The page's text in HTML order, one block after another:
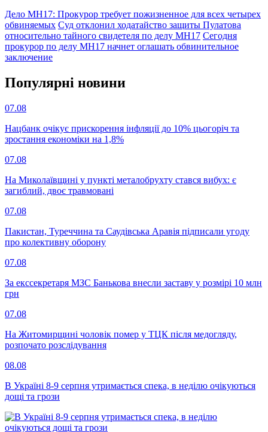
Дело МН17: Прокурор требует пожизненное для всех четырех
обвиняемых Суд отклонил ходатайство защиты Пулатова
относительно тайного свидетеля по делу МН17 Сегодня
прокурор по делу МН17 начнет оглашать обвинительное
заключение
Популярнi новини
07.08
Нацбанк очікує прискорення інфляції до 10% цьогоріч та
зростання економіки на 1,8%
07.08
На Миколаївщині у пункті металобрухту стався вибух: є
загиблий, двоє травмовані
07.08
Пакистан, Туреччина та Саудівська Аравія підписали угоду
про колективну оборону
07.08
За екссекретаря МЗС Банькова внесли заставу у розмірі 10 млн
грн
07.08
На Житомирщині чоловік помер у ТЦК після медогляду,
розпочато розслідування
08.08
В Україні 8-9 серпня утримається спека, в неділю очікуються
дощі та грози